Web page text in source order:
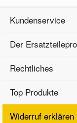
Kundenservice
Der
Rechtliches
Top Produkte
Widerruf erklären